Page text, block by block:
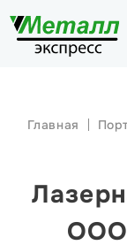
ИЗДЕЛИЯ
НАШИ
Главная
ООО